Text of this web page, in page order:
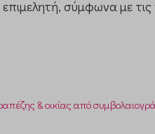
σύμφωνα με τις
& οικίας από